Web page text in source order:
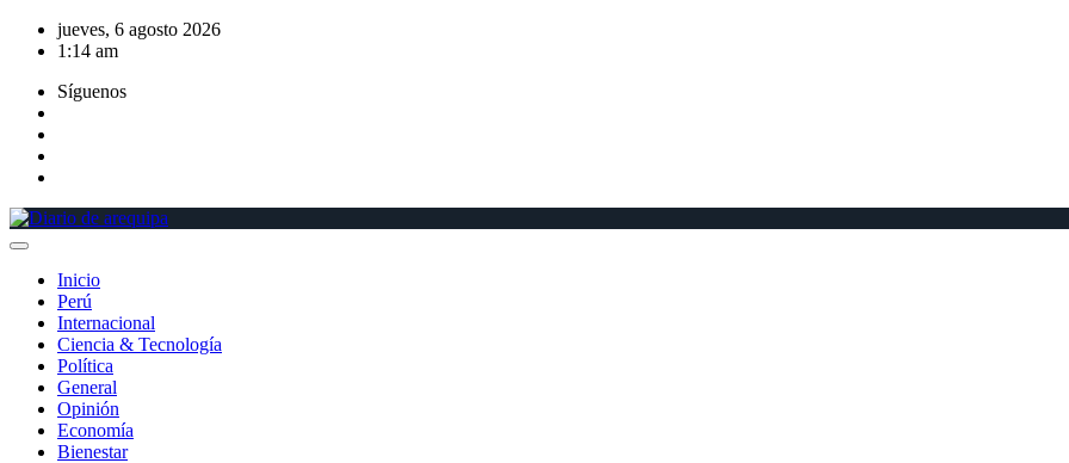
Saltar
jueves, 6 agosto 2026
1:14 am
Síguenos
Inicio
Perú
Internacional
Ciencia & Tecnología
Política
General
Opinión
Economía
Bienestar